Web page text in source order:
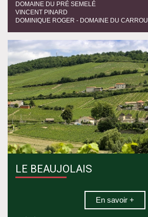
DOMAINE DU PRÉ SEMELÉ
VINCENT PINARD
DOMINIQUE ROGER - DOMAINE DU CARROU
LE BEAUJOLAIS
En savoir +